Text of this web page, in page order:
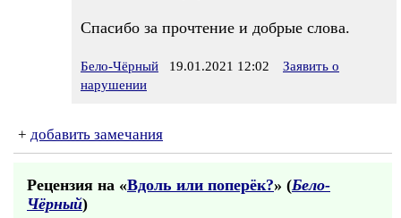
Спасибо за прочтение и добрые слова.
Бело-Чёрный 19.01.2021 12:02
Заявить о
нарушении
+ добавить замечания
Рецензия на «Вдоль или поперёк?» (Бело-
Чёрный)